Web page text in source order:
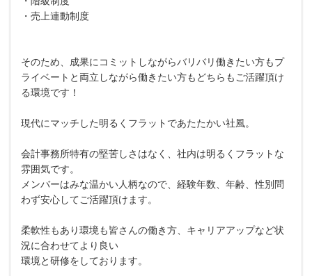
・売上連動制度
そのため、成果にコミットしながらバリバリ働きたい方もプ
ライベートと両立しながら働きたい方もどちらもご活躍頂け
る環境です！
現代にマッチした明るくフラットであたたかい社風。
会計事務所特有の堅苦しさはなく、社内は明るくフラットな
雰囲気です。
メンバーはみな温かい人柄なので、経験年数、年齢、性別問
わず安心してご活躍頂けます。
柔軟性もあり環境も皆さんの働き方、キャリアアップなど状
況に合わせてより良い
環境と研修をしております。